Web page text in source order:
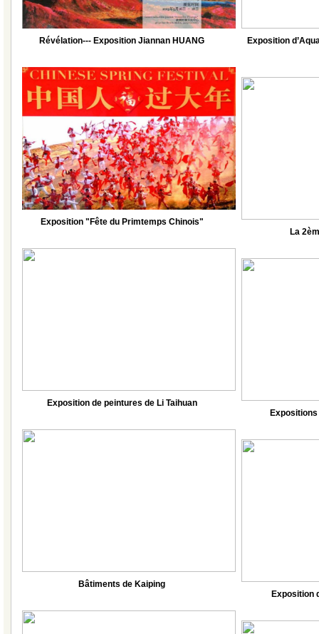
Révélation--- Exposition Jiannan HUANG
Exposition "Fête du Primtemps Chinois"
Exposition de peintures de Li Taihuan
Bâtiments de Kaiping
Exposition
La
Exposition